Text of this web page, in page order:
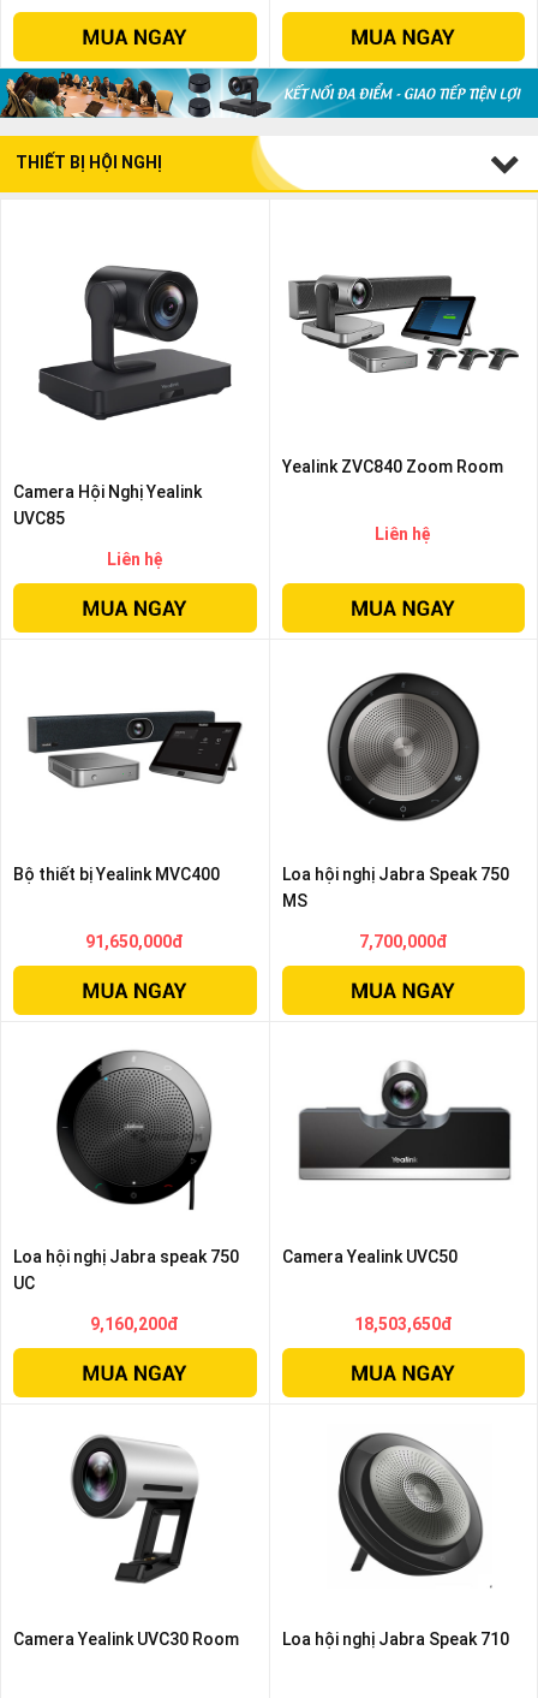
THIẾT BỊ HỘI NGHỊ
Camera Hội Nghị Yealink
UVC85
Liên hệ
Yealink ZVC840 Zoom Room
Liên hệ
Bộ thiết bị Yealink MVC400
91,650,000đ
Loa hội nghị Jabra Speak 750
MS
7,700,000đ
Loa hội nghị Jabra speak 750
UC
9,160,200đ
Camera Yealink UVC50
18,503,650đ
Camera Yealink UVC30 Room Loa hội nghị Jabra Speak 710